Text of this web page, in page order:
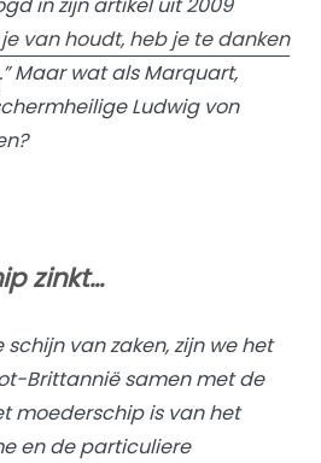
in zijn artikel uit 2009
van houdt, heb je te danken
.” Maar wat als Marquart,
Ludwig von
zinkt…
van zaken, zijn we het
Brittannië samen met de
moederschip is van het
en de particuliere